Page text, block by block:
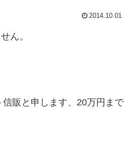
2014.10.01
ん。
販と申します、20万円まで